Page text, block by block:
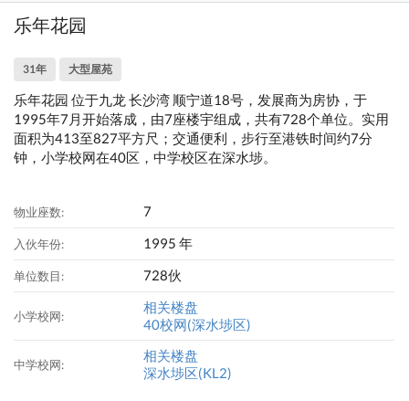
乐年花园
31年 大型屋苑
乐年花园 位于九龙 长沙湾 顺宁道18号，发展商为房协，于
1995年7月开始落成，由7座楼宇组成，共有728个单位。实用
面积为413至827平方尺；交通便利，步行至港铁时间约7分
钟，小学校网在40区，中学校区在深水埗。
物业座数: 7
入伙年份: 1995 年
单位数目: 728伙
小学校网:
相关楼盘
40校网(深水埗区)
中学校网:
相关楼盘
深水埗区(KL2)